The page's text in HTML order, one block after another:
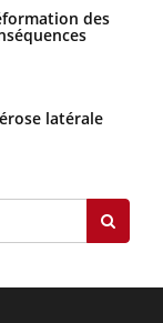
des
latérale